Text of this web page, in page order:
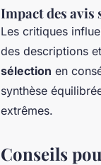
Impact des avis
Les critiques
des descriptions
sélection en
synthèse
extrêmes.
Conseils